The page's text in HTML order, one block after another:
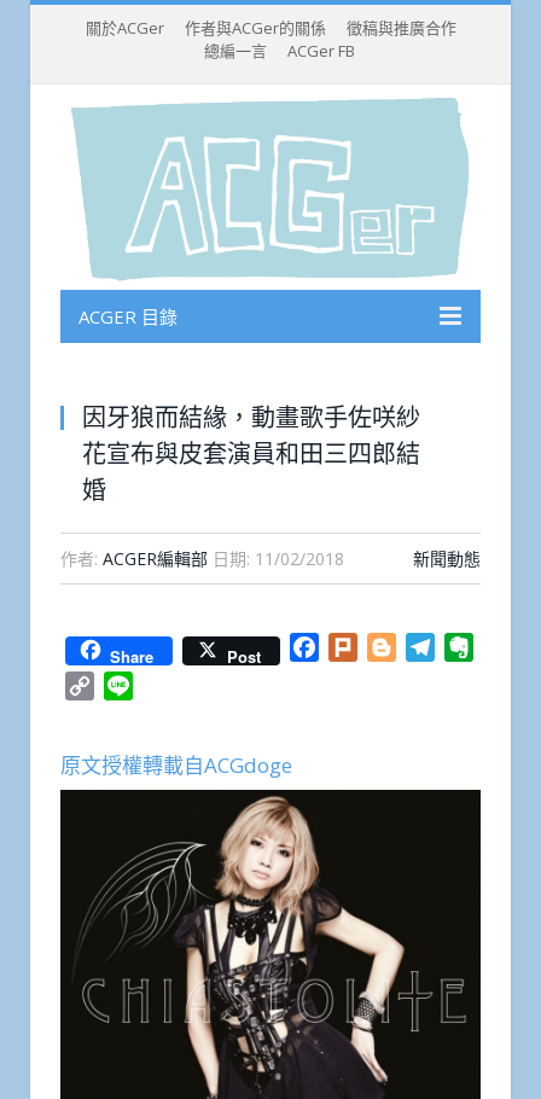
關於ACGer 作者與ACGer的關係
徵稿與推廣合作
總編一言
ACGer FB
ACGER 目錄
因牙狼而結緣，動畫歌手佐咲紗
花宣布與皮套演員和田三四郎結
婚
作者: ACGER編輯部 日期: 11/02/2018 新聞動態
Share Post Facebook
Plurk BloggerTelegram
Copy
原文授權轉載自ACGdoge